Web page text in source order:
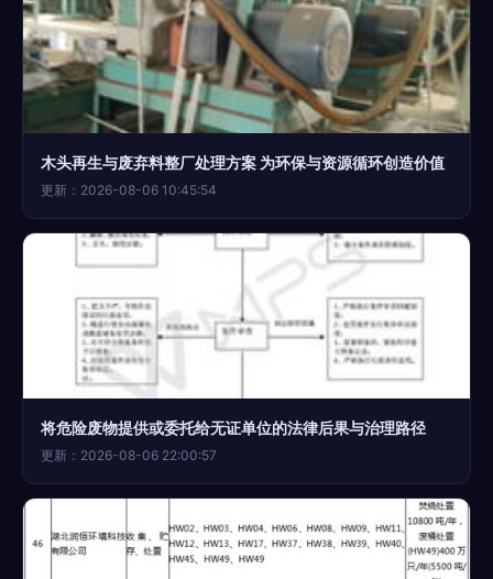
木头再生与废弃料整厂处理方案 为环保与资源循环创造价值
更新：2026-08-06 10:45:54
将危险废物提供或委托给无证单位的法律后果与治理路径
更新：2026-08-06 22:00:57